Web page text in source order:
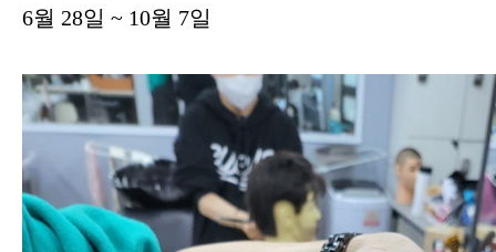
6월 28일 ~ 10월 7일